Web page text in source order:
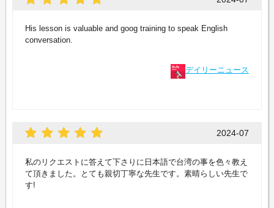
His lesson is valuable and goog training to speak English
conversation.
デイリーニュース
2024-07
私のリクエストに答えて下さりに日本語で台湾の事を色々教え
て頂きました。とても親切丁寧な先生です。素晴らしい先生で
す!